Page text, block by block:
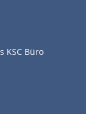
KSC Büro